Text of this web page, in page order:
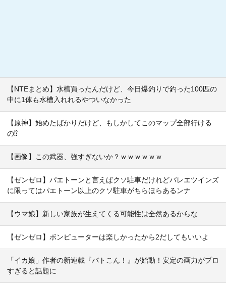
【NTEまとめ】水槽買ったんだけど、今日爆釣りで釣った100匹の
中に1体も水槽入れれるやついなかった
【原神】始めたばかりだけど、もしかしてこのマップ全部行ける
の⁉
【画像】この武器、強すぎないか？ｗｗｗｗｗｗ
【ゼンゼロ】パエトーンと言えばクソ駐車だけれどバレエツインズ
に限ってはパエトーン以上のクソ駐車がちらほらあるンナ
【ウマ娘】新しい家族が生えてくる可能性は全然あるからな
【ゼンゼロ】ボンピューターは楽しかったから2だしてもいいよ
「イカ娘」作者の新連載『バトこん！』が始動！安定の画力がプロ
すぎると話題に